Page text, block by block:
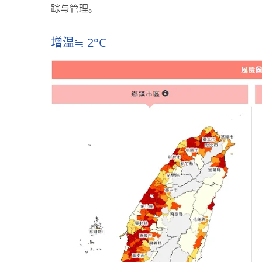
踪与管理。
增温≒ 2°C